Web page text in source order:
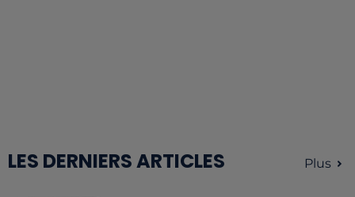
LES DERNIERS ARTICLES Plus